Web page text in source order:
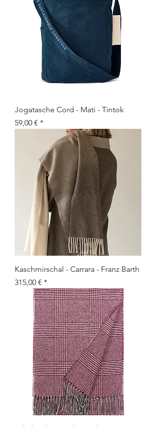
Jogatasche Cord - Mati - Tintok
Preis
59,00 €
Kaschmirschal - Carrara - Franz Barth
Preis
315,00 €